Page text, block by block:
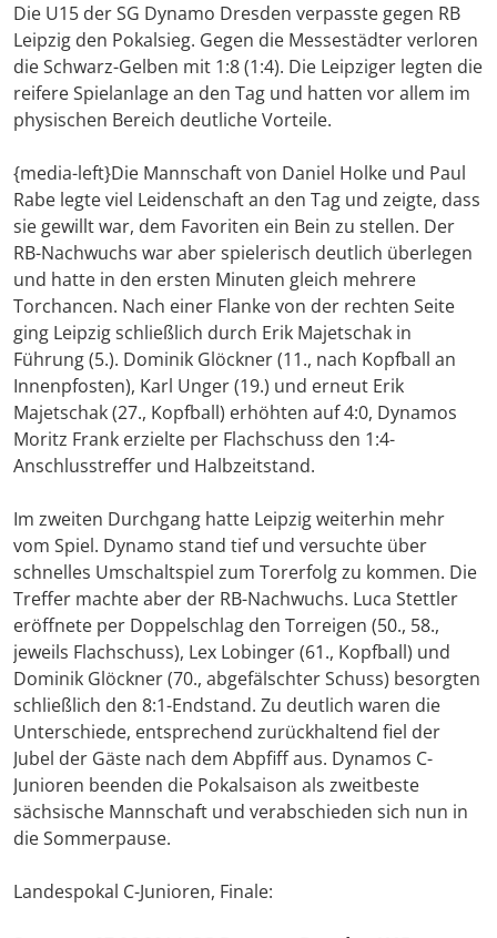
Die U15 der SG Dynamo Dresden verpasste gegen RB
Leipzig den Pokalsieg. Gegen die Messestädter verloren
die Schwarz-Gelben mit 1:8 (1:4). Die Leipziger legten die
reifere Spielanlage an den Tag und hatten vor allem im
physischen Bereich deutliche Vorteile.
{media-left}Die Mannschaft von Daniel Holke und Paul
Rabe legte viel Leidenschaft an den Tag und zeigte, dass
sie gewillt war, dem Favoriten ein Bein zu stellen. Der
RB-Nachwuchs war aber spielerisch deutlich überlegen
und hatte in den ersten Minuten gleich mehrere
Torchancen. Nach einer Flanke von der rechten Seite
ging Leipzig schließlich durch Erik Majetschak in
Führung (5.). Dominik Glöckner (11., nach Kopfball an
Innenpfosten), Karl Unger (19.) und erneut Erik
Majetschak (27., Kopfball) erhöhten auf 4:0, Dynamos
Moritz Frank erzielte per Flachschuss den 1:4-
Anschlusstreffer und Halbzeitstand.
Im zweiten Durchgang hatte Leipzig weiterhin mehr
vom Spiel. Dynamo stand tief und versuchte über
schnelles Umschaltspiel zum Torerfolg zu kommen. Die
Treffer machte aber der RB-Nachwuchs. Luca Stettler
eröffnete per Doppelschlag den Torreigen (50., 58.,
jeweils Flachschuss), Lex Lobinger (61., Kopfball) und
Dominik Glöckner (70., abgefälschter Schuss) besorgten
schließlich den 8:1-Endstand. Zu deutlich waren die
Unterschiede, entsprechend zurückhaltend fiel der
Jubel der Gäste nach dem Abpfiff aus. Dynamos C-
Junioren beenden die Pokalsaison als zweitbeste
sächsische Mannschaft und verabschieden sich nun in
die Sommerpause.
Landespokal C-Junioren, Finale: